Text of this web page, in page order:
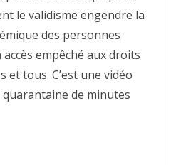
le validisme engendre la
des personnes
empêché aux droits
et tous. C’est une vidéo
quarantaine de minutes